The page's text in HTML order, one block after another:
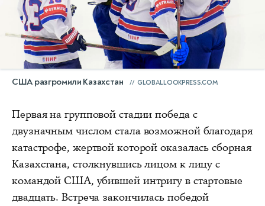
США разгромили Казахстан GLOBALLOOKPRESS.COM
Первая на групповой стадии победа с
двузначным числом стала возможной благодаря
катастрофе, жертвой которой оказалась сборная
Казахстана, столкнувшись лицом к лицу с
командой США, убившей интригу в стартовые
двадцать. Встреча закончилась победой